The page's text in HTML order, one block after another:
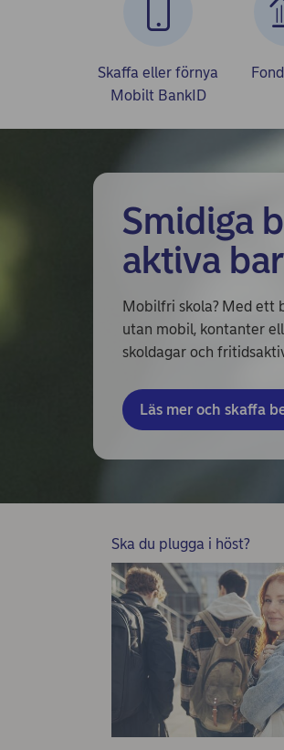
Skaffa eller förnya
Mobilt BankID
Smidiga
aktiva
Mobilfri skola? Med ett
utan mobil, kontanter
skoldagar och
Läs mer och skaffa
Ska du plugga i höst?